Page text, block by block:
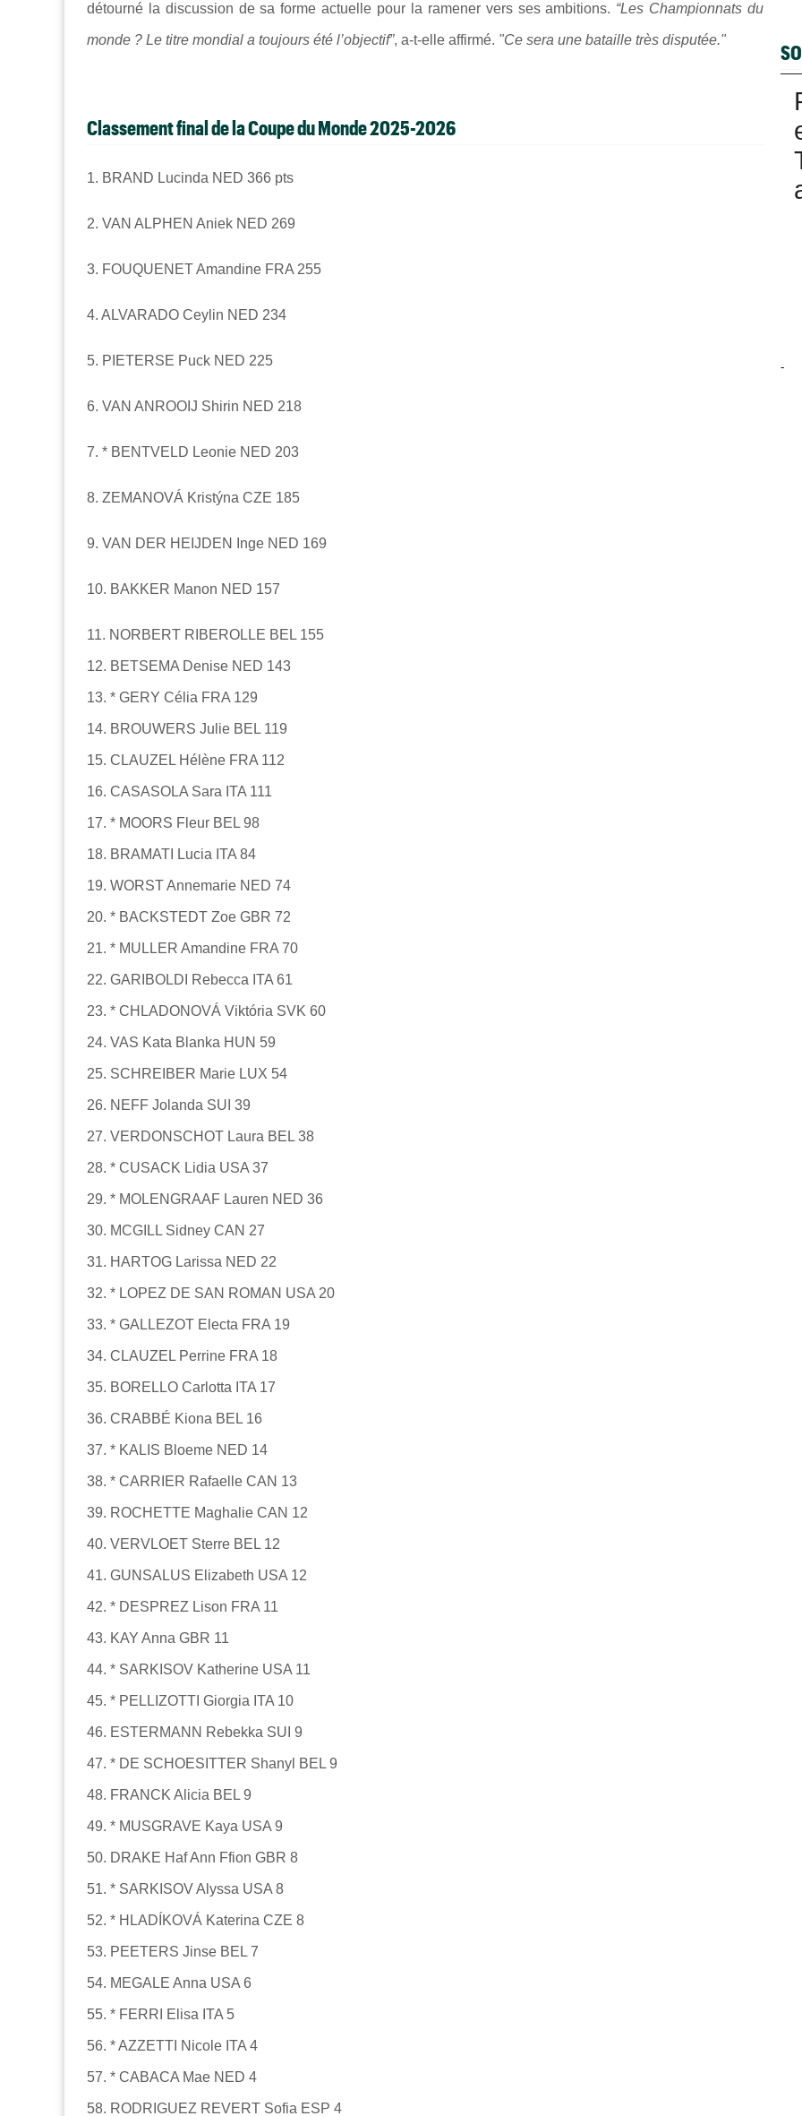
détourné la discussion de sa forme actuelle pour la ramener vers ses ambitions. “Les Championnats du
monde ? Le titre mondial a toujours été l’objectif”, a-t-elle affirmé. "Ce sera une bataille très disputée."
Classement final de la Coupe du Monde 2025-2026
1. BRAND Lucinda NED 366 pts
2. VAN ALPHEN Aniek NED 269
3. FOUQUENET Amandine FRA 255
4. ALVARADO Ceylin NED 234
5. PIETERSE Puck NED 225
6. VAN ANROOIJ Shirin NED 218
7. * BENTVELD Leonie NED 203
8. ZEMANOVÁ Kristýna CZE 185
9. VAN DER HEIJDEN Inge NED 169
10. BAKKER Manon NED 157
11. NORBERT RIBEROLLE BEL 155
12. BETSEMA Denise NED 143
13. * GERY Célia FRA 129
14. BROUWERS Julie BEL 119
15. CLAUZEL Hélène FRA 112
16. CASASOLA Sara ITA 111
17. * MOORS Fleur BEL 98
18. BRAMATI Lucia ITA 84
19. WORST Annemarie NED 74
20. * BACKSTEDT Zoe GBR 72
21. * MULLER Amandine FRA 70
22. GARIBOLDI Rebecca ITA 61
23. * CHLADONOVÁ Viktória SVK 60
24. VAS Kata Blanka HUN 59
25. SCHREIBER Marie LUX 54
26. NEFF Jolanda SUI 39
27. VERDONSCHOT Laura BEL 38
28. * CUSACK Lidia USA 37
29. * MOLENGRAAF Lauren NED 36
30. MCGILL Sidney CAN 27
31. HARTOG Larissa NED 22
32. * LOPEZ DE SAN ROMAN USA 20
33. * GALLEZOT Electa FRA 19
34. CLAUZEL Perrine FRA 18
35. BORELLO Carlotta ITA 17
36. CRABBÉ Kiona BEL 16
37. * KALIS Bloeme NED 14
38. * CARRIER Rafaelle CAN 13
39. ROCHETTE Maghalie CAN 12
40. VERVLOET Sterre BEL 12
41. GUNSALUS Elizabeth USA 12
42. * DESPREZ Lison FRA 11
43. KAY Anna GBR 11
44. * SARKISOV Katherine USA 11
45. * PELLIZOTTI Giorgia ITA 10
46. ESTERMANN Rebekka SUI 9
47. * DE SCHOESITTER Shanyl BEL 9
48. FRANCK Alicia BEL 9
49. * MUSGRAVE Kaya USA 9
50. DRAKE Haf Ann Ffion GBR 8
51. * SARKISOV Alyssa USA 8
52. * HLADÍKOVÁ Katerina CZE 8
53. PEETERS Jinse BEL 7
54. MEGALE Anna USA 6
55. * FERRI Elisa ITA 5
56. * AZZETTI Nicole ITA 4
57. * CABACA Mae NED 4
58. RODRIGUEZ REVERT Sofia ESP 4
-